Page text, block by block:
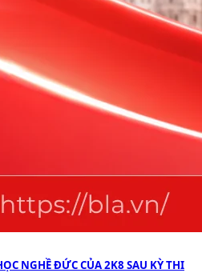
NGHỀ ĐỨC CỦA 2K8 SAU KỲ THI